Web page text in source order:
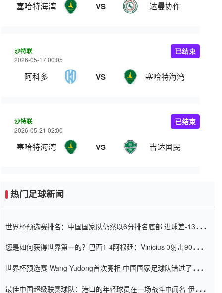
塞哈特海湾 VS 达曼协作
沙特联
2026-05-17 00:05
阿科多 VS 塞哈特海湾
已结束
沙特联
2026-05-21 02:00
塞哈特海湾 VS 吉达国民
已结束
热门足球新闻
世界杯预选赛排名：中国国家队仍然以6分排名底部 进球差-13令人
您是如何获得世界第一的？巴西1-4阿根廷：Vinicius 0射击90分钟
世界杯预选赛-Wang Yudong首次亮相 中国国家足球队错过了世界
最佳中国超级联赛球队：港口的年轻球员在一场战斗中闻名 伊万放